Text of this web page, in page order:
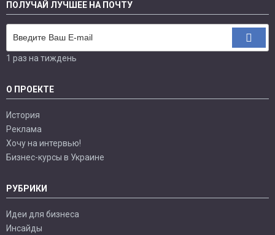
ПОЛУЧАЙ ЛУЧШЕЕ НА ПОЧТУ
1 раз на тиждень
О ПРОЕКТЕ
История
Реклама
Хочу на интервью!
Бизнес-курсы в Украине
РУБРИКИ
Идеи для бизнеса
Инсайды